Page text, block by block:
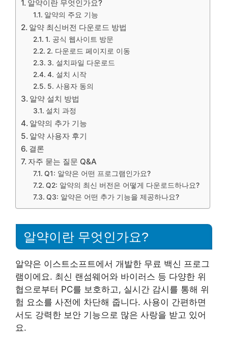
알약이란 무엇인가요?
알약의 주요 기능
알약 최신버전 다운로드 방법
1. 공식 웹사이트 방문
2. 다운로드 페이지로 이동
3. 설치파일 다운로드
4. 설치 시작
5. 사용자 동의
알약 설치 방법
설치 과정
알약의 추가 기능
알약 사용자 후기
결론
자주 묻는 질문 Q&A
Q1: 알약은 어떤 프로그램인가요?
Q2: 알약의 최신 버전은 어떻게 다운로드하나요?
Q3: 알약은 어떤 추가 기능을 제공하나요?
알약이란 무엇인가요?
알약은 이스트소프트에서 개발한 무료 백신 프로그
램이에요. 최신 랜섬웨어와 바이러스 등 다양한 위
협으로부터 PC를 보호하고, 실시간 감시를 통해 위
험 요소를 사전에 차단해 줍니다. 사용이 간편하면
서도 강력한 보안 기능으로 많은 사랑을 받고 있어
요.